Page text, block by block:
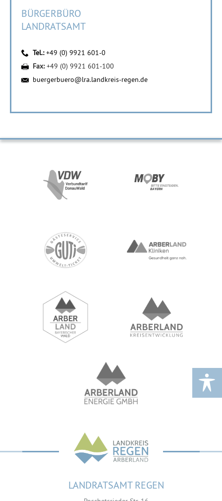
BÜRGERBÜRO
LANDRATSAMT
Tel.:+49 (0) 9921 601-0
Fax:+49 (0) 9921 601-100
buergerbuero@lra.landkreis-regen.de
LANDRATSAMT REGEN